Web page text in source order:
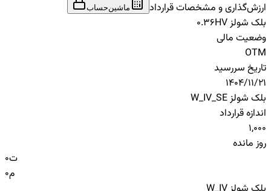
ارزش‌گذاری و مشخصات قرارداد
ماشین‌حساب
بلک شولز HV
0.36
وضعیت مالی
OTM
تاریخ سررسید
1404/11/21
بلک شولز W_IV_SE
اندازه قرارداد
1,000
روز مانده
0ت
0م